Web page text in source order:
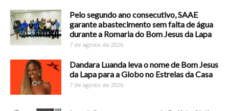
Pelo segundo ano consecutivo, SAAE
garante abastecimento sem falta de água
durante a Romaria do Bom Jesus da Lapa
7 de agosto de 2026
Dandara Luanda leva o nome de Bom Jesus
da Lapa para a Globo no Estrelas da Casa
7 de agosto de 2026